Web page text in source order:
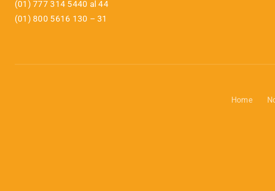
(01) 777 314 5440 al 44
(01) 800 5616 130 – 31
Home